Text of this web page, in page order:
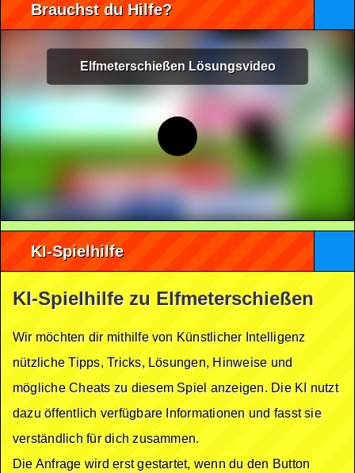
Brauchst du Hilfe?
Elfmeterschießen Lösungsvideo
KI-Spielhilfe
KI-Spielhilfe zu Elfmeterschießen
Wir möchten dir mithilfe von Künstlicher Intelligenz
nützliche Tipps, Tricks, Lösungen, Hinweise und
mögliche Cheats zu diesem Spiel anzeigen. Die KI nutzt
dazu öffentlich verfügbare Informationen und fasst sie
verständlich für dich zusammen.
Die Anfrage wird erst gestartet, wenn du den Button